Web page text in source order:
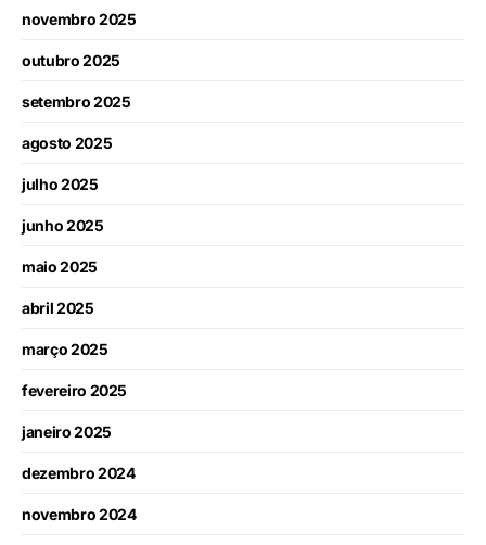
novembro 2025
outubro 2025
setembro 2025
agosto 2025
julho 2025
junho 2025
maio 2025
abril 2025
março 2025
fevereiro 2025
janeiro 2025
dezembro 2024
novembro 2024